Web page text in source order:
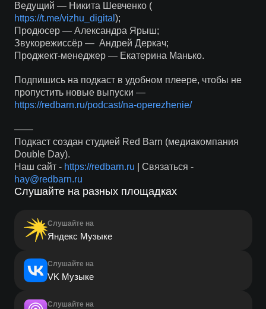
Ведущий — Никита Шевченко (
https://t.me/vizhu_digital );
Продюсер — Александра Ярыш;
Звукорежиссёр — Андрей Деркач;
Проджект-менеджер — Екатерина Манько.
Подпишись на подкаст в удобном плеере, чтобы не
пропустить новые выпуски —
https://redbarn.ru/podcast/na-operezhenie/
——
Подкаст создан студией Red Barn (медиакомпания
Double Day).
Наш сайт - https://redbarn.ru | Связаться -
hay@redbarn.ru
Слушайте на разных площадках
Слушайте на
Яндекс Музыке
Слушайте на
VK Музыке
Слушайте на